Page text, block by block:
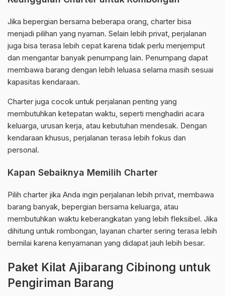
Jika bepergian bersama beberapa orang, charter bisa
menjadi pilihan yang nyaman. Selain lebih privat, perjalanan
juga bisa terasa lebih cepat karena tidak perlu menjemput
dan mengantar banyak penumpang lain. Penumpang dapat
membawa barang dengan lebih leluasa selama masih sesuai
kapasitas kendaraan.
Charter juga cocok untuk perjalanan penting yang
membutuhkan ketepatan waktu, seperti menghadiri acara
keluarga, urusan kerja, atau kebutuhan mendesak. Dengan
kendaraan khusus, perjalanan terasa lebih fokus dan
personal.
Kapan Sebaiknya Memilih Charter
Pilih charter jika Anda ingin perjalanan lebih privat, membawa
barang banyak, bepergian bersama keluarga, atau
membutuhkan waktu keberangkatan yang lebih fleksibel. Jika
dihitung untuk rombongan, layanan charter sering terasa lebih
bernilai karena kenyamanan yang didapat jauh lebih besar.
Paket Kilat Ajibarang Cibinong untuk
Pengiriman Barang